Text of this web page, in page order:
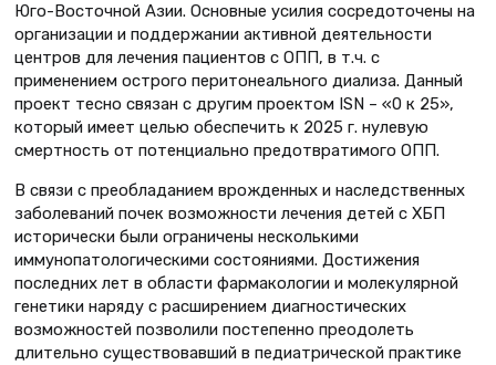
Юго-Восточной Азии. Основные усилия сосредоточены на
организации и поддержании активной деятельности
центров для лечения пациентов с ОПП, в т.ч. с
применением острого перитонеального диализа. Данный
проект тесно связан с другим проектом ISN – «0 к 25»,
который имеет целью обеспечить к 2025 г. нулевую
смертность от потенциально предотвратимого ОПП.
В связи с преобладанием врожденных и наследственных
заболеваний почек возможности лечения детей с ХБП
исторически были ограничены несколькими
иммунопатологическими состояниями. Достижения
последних лет в области фармакологии и молекулярной
генетики наряду с расширением диагностических
возможностей позволили постепенно преодолеть
длительно существовавший в педиатрической практике